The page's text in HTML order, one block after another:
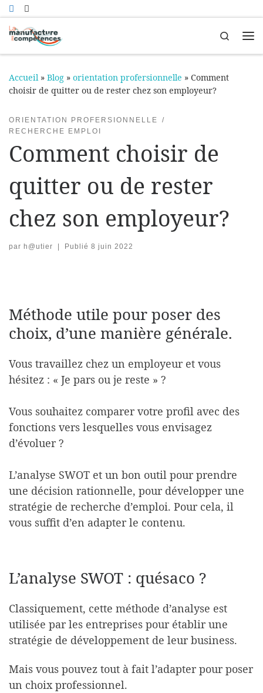
Passer au contenu
Search
Accueil » Blog » orientation profersionnelle » Comment
choisir de quitter ou de rester chez son employeur?
ORIENTATION PROFERSIONNELLE
RECHERCHE EMPLOI
Comment choisir de
quitter ou de rester
chez son employeur?
par h@utier Publié 8 juin 2022
Méthode utile pour poser des
choix, d’une manière générale.
Vous travaillez chez un employeur et vous
hésitez : « Je pars ou je reste » ?
Vous souhaitez comparer votre profil avec des
fonctions vers lesquelles vous envisagez
d’évoluer ?
L’analyse SWOT et un bon outil pour prendre
une décision rationnelle, pour développer une
stratégie de recherche d’emploi. Pour cela, il
vous suffit d’en adapter le contenu.
L’analyse SWOT : quésaco ?
Classiquement, cette méthode d’analyse est
utilisée par les entreprises pour établir une
stratégie de développement de leur business.
Mais vous pouvez tout à fait l’adapter pour poser
un choix professionnel.